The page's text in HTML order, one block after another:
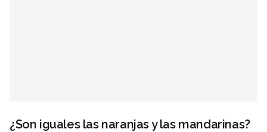
¿Son iguales las naranjas y las mandarinas?